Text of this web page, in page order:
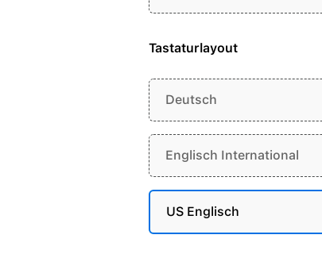
Tastaturlayout
Deutsch
Englisch International
US Englisch